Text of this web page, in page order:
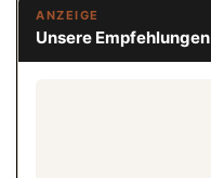
ANZEIGE
Unsere Empfehlungen